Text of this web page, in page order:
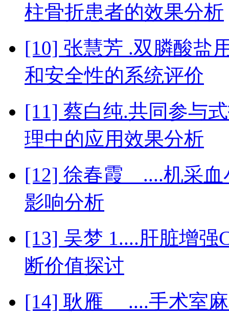
柱骨折患者的效果分析
[10] 张慧芳 .双膦酸盐
和安全性的系统评价
[11] 蔡白纯.共同参与
理中的应用效果分析
[12] 徐春霞 ....机采血
影响分析
[13] 吴梦 1....肝脏增
断价值探讨
[14] 耿雁 ....手术室麻